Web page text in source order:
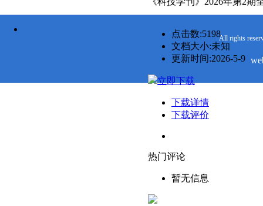
点击数:5198
文档大小:未知
更新时间:2026-5-9
立即下载
下载详情
下载评价
热门评论
暂无信息
All rights